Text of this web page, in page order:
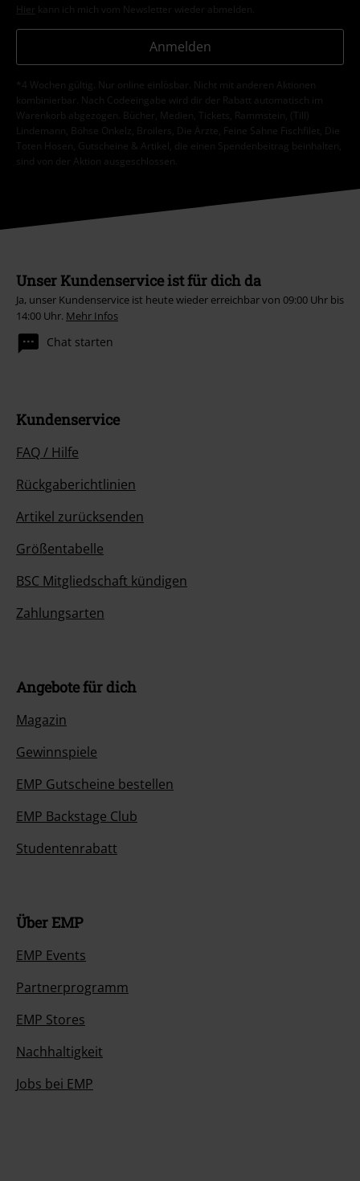
Hier kann ich mich vom Newsletter wieder abmelden.
Anmelden
*4 Wochen gültig. Nur online einlösbar. Nicht mit anderen Aktionen
kombinierbar. Nach Codeeingabe wird dir der Rabatt automatisch im
Warenkorb abgezogen. Bücher, Medien, Tickets, Rammstein, (Till)
Lindemann, Böhse Onkelz, Broilers, Die Ärzte, Feine Sahne Fischfilet, Die
Toten Hosen, Gutscheine & Artikel, die einen Spendenbeitrag beinhalten,
sind von der Aktion ausgeschlossen.
Unser Kundenservice ist für dich da
Ja, unser Kundenservice ist heute wieder erreichbar von 09:00 Uhr bis
14:00 Uhr. Mehr Infos
Chat starten
Kundenservice
FAQ / Hilfe
Rückgaberichtlinien
Artikel zurücksenden
Größentabelle
BSC Mitgliedschaft kündigen
Zahlungsarten
Angebote für dich
Magazin
Gewinnspiele
EMP Gutscheine bestellen
EMP Backstage Club
Studentenrabatt
Über EMP
EMP Events
Partnerprogramm
EMP Stores
Nachhaltigkeit
Jobs bei EMP